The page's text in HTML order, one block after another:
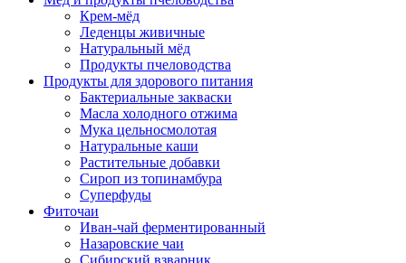
Крем-мёд
Леденцы живичные
Натуральный мёд
Продукты пчеловодства
Продукты для здорового питания
Бактериальные закваски
Масла холодного отжима
Мука цельносмолотая
Натуральные каши
Растительные добавки
Сироп из топинамбура
Суперфуды
Фиточаи
Иван-чай ферментированный
Назаровские чаи
Сибирский взварник